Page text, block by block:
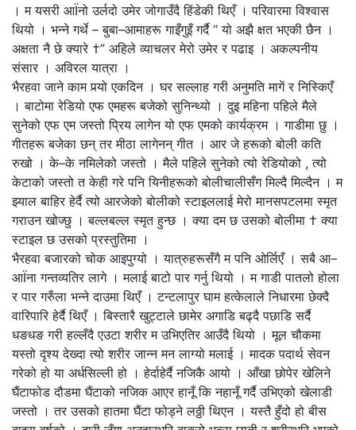
। म यसरी आÏनो उर्लदो उमेर जोगाउँदै हिंडेकी थिएँ । परिवारमा विश्वास
थियो । भन्ने गर्थे – बुबा–आमाहरू गाइँगुइँ गर्दै “ यो अझै क्षत भएकी छैन ।
अक्षता नै छे क्यारे †” अहिले व्याचलर मेरो उमेर र पढाइ । अकल्पनीय
संसार । अविरल यात्रा ।
भैरहवा जाने काम पर्‍यो एकदिन । घर सल्लाह गरी अनुमति मागें र निस्किएँ
। बाटोमा रेडियो एफ एमहरू बजेको सुनिन्थ्यो । दुइ महिना पहिले मैले
सुनेको एफ एम जस्तो प्रिय लागेन यो एफ एमको कार्यक्रम । गाडीमा छु ।
गीतहरू बजेका छन् तर मीठा लागेनन् गीत । आर जे हरूको बोली कति
रुखो । के–के नमिलेको जस्तो । मैले पहिले सुनेको त्यो रेडियोको , त्यो
केटाको जस्तो त केही गरे पनि यिनीहरूको बोलीचालीसँग मिल्दै मिल्दैन । म
झ्याल बाहिर हेर्दै त्यो आरजेको बोलीको स्टाइललाई मेरो मानसपटलमा स्मृत
गराउन खोज्छु । बल्लबल्ल स्मृत हुन्छ । क्या दम छ उसको बोलीमा † क्या
स्टाइल छ उसको प्रस्तुतिमा ।
भैरहवा बजारको चोक आइपुग्यो । यात्रुहरूसँगै म पनि ओर्लिएँ । सबै आ–
आÏना गन्तव्यतिर लागे । मलाई बाटो पार गर्नु थियो । म गाडी पातलो होला
र पार गरुँला भन्ने दाउमा थिएँ । टन्टलापुर घाम हत्केलाले निधारमा छेक्दै
वारिपारि हेर्दै थिएँ । बिस्तारै खुट्टाले छामेर अगाडि बढ्दै पछाडि सर्दै
धङधङ गरी हल्लँदै एउटा शरीर म उभिएतिर आउँदै थियो । मूल चौकमा
यस्तो दृश्य देख्दा त्यो शरीर जान्न मन लाग्यो मलाई । मादक पदार्थ सेवन
गरेको हो या अर्धसिल्ली हो । हेर्दाहेर्दै नजिकै आयो । आँखा छोपेर खेलिने
घैंटाफोड दौडमा घैंटाको नजिक आएर हानूँ कि नहानूँ गर्दै उभिएको खेलाडी
जस्तो । तर उसको हातमा घैंटा फोड्ने लठ्ठी थिएन । यस्तै हुँदो हो बीस